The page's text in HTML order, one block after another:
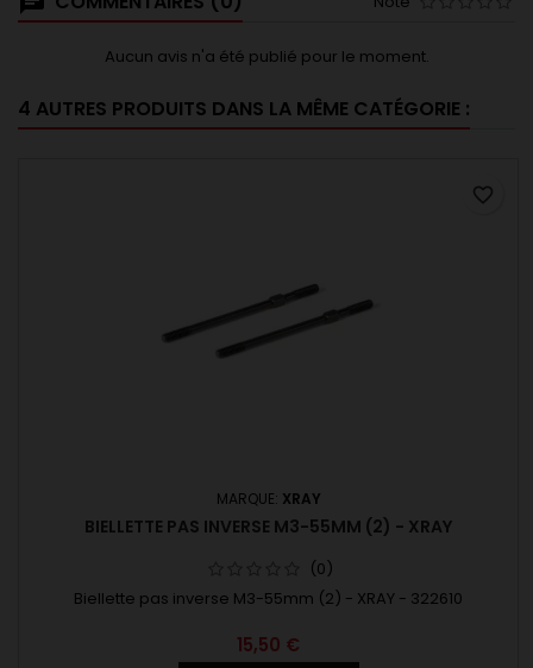
Aucun avis n'a été publié pour le moment.
4 AUTRES PRODUITS DANS LA MÊME CATÉGORIE :
MARQUE: XRAY
BIELLETTE PAS INVERSE M3-55MM (2) - XRAY
(0)
Biellette pas inverse M3-55mm (2) - XRAY - 322610
15,50 €
favorite_border